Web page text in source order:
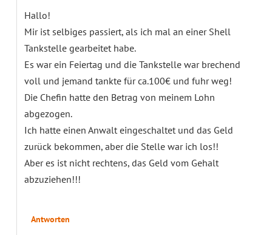
Hallo!
Mir ist selbiges passiert, als ich mal an einer Shell
Tankstelle gearbeitet habe.
Es war ein Feiertag und die Tankstelle war brechend
voll und jemand tankte für ca.100€ und fuhr weg!
Die Chefin hatte den Betrag von meinem Lohn
abgezogen.
Ich hatte einen Anwalt eingeschaltet und das Geld
zurück bekommen, aber die Stelle war ich los!!
Aber es ist nicht rechtens, das Geld vom Gehalt
abzuziehen!!!
Antworten